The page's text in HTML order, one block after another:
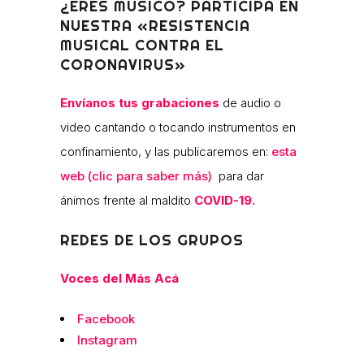
¿ERES MÚSICO? PARTICIPA EN
NUESTRA «RESISTENCIA
MUSICAL CONTRA EL
CORONAVIRUS»
Envíanos tus grabaciones de audio o
video cantando o tocando instrumentos en
confinamiento, y las publicaremos en: esta
web (clic para saber más) para dar
ánimos frente al maldito COVID-19.
REDES DE LOS GRUPOS
Voces del Más Acá
Facebook
Instagram